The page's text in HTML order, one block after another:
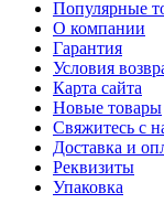
Популярные
О компании
Гарантия
Условия
Карта сайта
Новые товары
Свяжитесь с
Доставка и
Реквизиты
Упаковка